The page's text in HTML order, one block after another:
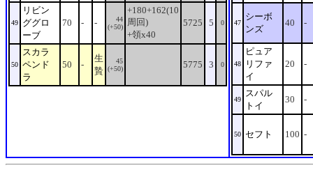
49
リビン
ググロ
ーブ
70 - -
44
(+50)
+180+162(10
周回)
+領x40
5725 5 0
50
スカラ
ペンド
ラ
50 -
生
贄
45
(+50)
5775 3 0
47
シーボ
ンズ
40 -
48
ピュア
リファ
イ
20 -
49
スパル
トイ
30 -
50 セフト 100 -